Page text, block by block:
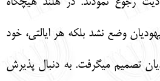
وضع نشد بلكه هر ايالتي، خود
تصميم مي‏گرفت. به دنبال پذيرش